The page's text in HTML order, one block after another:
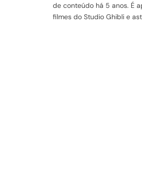
de conteúdo há 5 anos. É
filmes do Studio Ghibli e